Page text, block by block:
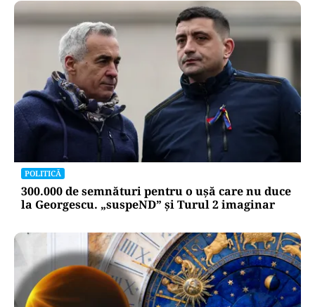
POLITICĂ
300.000 de semnături pentru o ușă care nu duce
la Georgescu. „suspeND” și Turul 2 imaginar